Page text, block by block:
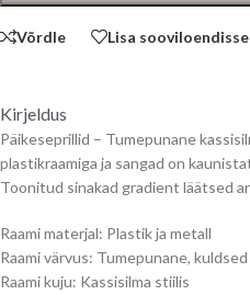
Võrdle Lisa sooviloendisse
Kirjeldus
Päikeseprillid – Tumepunane
plastikraamiga ja sangad on
Toonitud sinakad gradient läätsed
Raami materjal: Plastik ja metall
Raami värvus: Tumepunane,
Raami kuju: Kassisilma stiilis